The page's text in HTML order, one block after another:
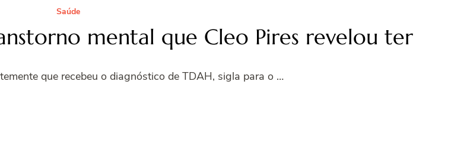
Saúde
mental que Cleo Pires revelou ter
que recebeu o diagnóstico de TDAH, sigla para o …